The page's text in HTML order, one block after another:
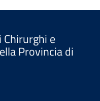
e
Provincia di